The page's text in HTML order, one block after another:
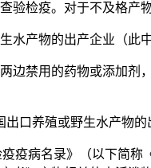
检疫。对于不及格产物
产物的出产企业（此中
禁用的药物或添加剂
养殖或野生水产物的
病名录》（以下简称